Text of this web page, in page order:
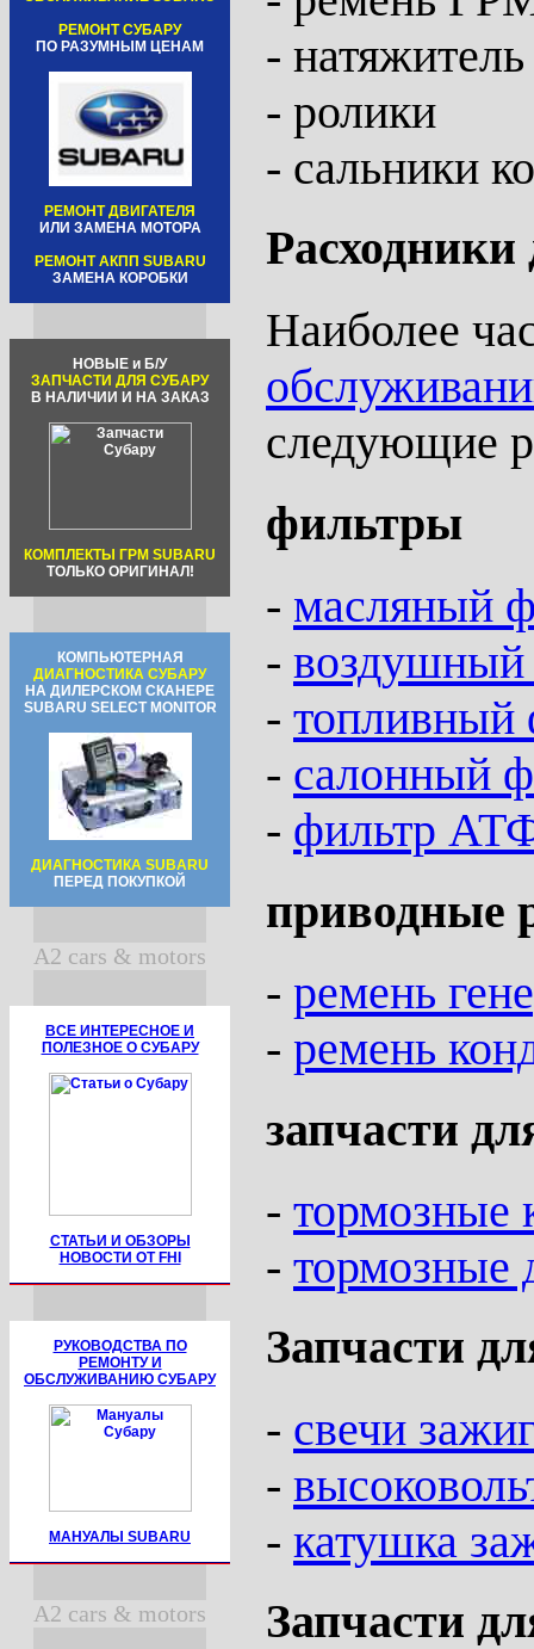
РЕМОНТ СУБАРУ
ПО РАЗУМНЫМ ЦЕНАМ
РЕМОНТ ДВИГАТЕЛЯ
ИЛИ ЗАМЕНА МОТОРА
РЕМОНТ АКПП SUBARU
ЗАМЕНА КОРОБКИ
НОВЫЕ и Б/У
ЗАПЧАСТИ ДЛЯ СУБАРУ
В НАЛИЧИИ И НА ЗАКАЗ
КОМПЛЕКТЫ ГРМ SUBARU
ТОЛЬКО ОРИГИНАЛ!
КОМПЬЮТЕРНАЯ
ДИАГНОСТИКА СУБАРУ
НА ДИЛЕРСКОМ СКАНЕРЕ
SUBARU SELECT MONITOR
ДИАГНОСТИКА SUBARU
ПЕРЕД ПОКУПКОЙ
A2 cars & motors
ВСЕ ИНТЕРЕСНОЕ И
ПОЛЕЗНОЕ О СУБАРУ
СТАТЬИ И ОБЗОРЫ
НОВОСТИ ОТ FHI
РУКОВОДСТВА ПО
РЕМОНТУ И
ОБСЛУЖИВАНИЮ СУБАРУ
МАНУАЛЫ SUBARU
A2 cars & motors
-
- ролики
- сальники
Наиболее
следующие
фильтры
- масляный
- воздушный
- топливный
- салонный
- фильтр
приводные
- ремень
- ремень
запчасти
- тормозные
- тормозные
Запчасти
- свечи
-
- катушка
Запчасти